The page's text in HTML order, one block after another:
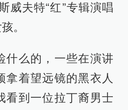
威夫特“红”专辑演唱
。
什么的，一些在演讲
拿着望远镜的黑衣人
看到一位拉丁裔男士